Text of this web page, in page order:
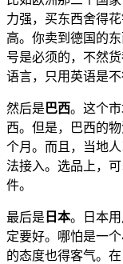
力强，买东西舍得
高。你卖到德国的
号是必须的，不然
语言，只用英语是不
然后是 巴西。这个
西。但是，巴西的
个月。而且，当地
法接入。选品上，
件。
最后是 日本。日本
定要好。哪怕是一
的态度也得客气。